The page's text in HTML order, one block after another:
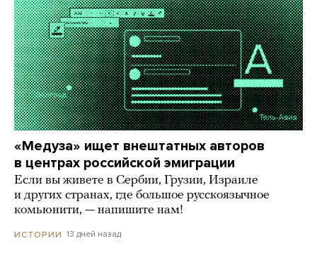
«Медуза» ищет внештатных авторов
в центрах российской эмиграции
Если вы живете в Сербии, Грузии, Израиле
и других странах, где большое русскоязычное
комьюнити, — напишите нам!
ИСТОРИИ 13 дней назад